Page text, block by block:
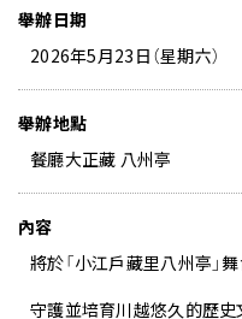
舉辦日期
2026年5月23日（星期六）
舉辦地點
餐廳大正藏 八州亭
內容
將於「小江戶藏里八州亭」
守護並培育川越悠久的歷史